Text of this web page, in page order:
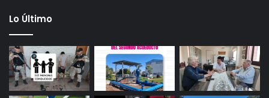
Lo Último